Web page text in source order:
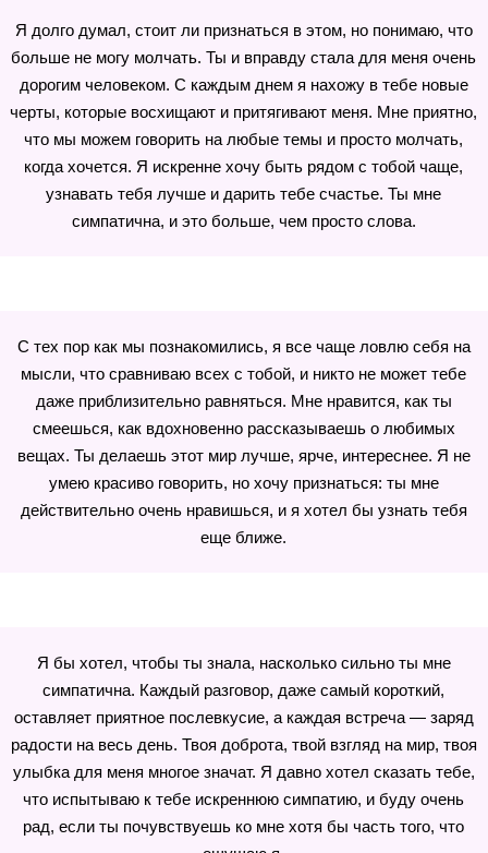
Я долго думал, стоит ли признаться в этом, но понимаю, что
больше не могу молчать. Ты и вправду стала для меня очень
дорогим человеком. С каждым днем я нахожу в тебе новые
черты, которые восхищают и притягивают меня. Мне приятно,
что мы можем говорить на любые темы и просто молчать,
когда хочется. Я искренне хочу быть рядом с тобой чаще,
узнавать тебя лучше и дарить тебе счастье. Ты мне
симпатична, и это больше, чем просто слова.
С тех пор как мы познакомились, я все чаще ловлю себя на
мысли, что сравниваю всех с тобой, и никто не может тебе
даже приблизительно равняться. Мне нравится, как ты
смеешься, как вдохновенно рассказываешь о любимых
вещах. Ты делаешь этот мир лучше, ярче, интереснее. Я не
умею красиво говорить, но хочу признаться: ты мне
действительно очень нравишься, и я хотел бы узнать тебя
еще ближе.
Я бы хотел, чтобы ты знала, насколько сильно ты мне
симпатична. Каждый разговор, даже самый короткий,
оставляет приятное послевкусие, а каждая встреча — заряд
радости на весь день. Твоя доброта, твой взгляд на мир, твоя
улыбка для меня многое значат. Я давно хотел сказать тебе,
что испытываю к тебе искреннюю симпатию, и буду очень
рад, если ты почувствуешь ко мне хотя бы часть того, что